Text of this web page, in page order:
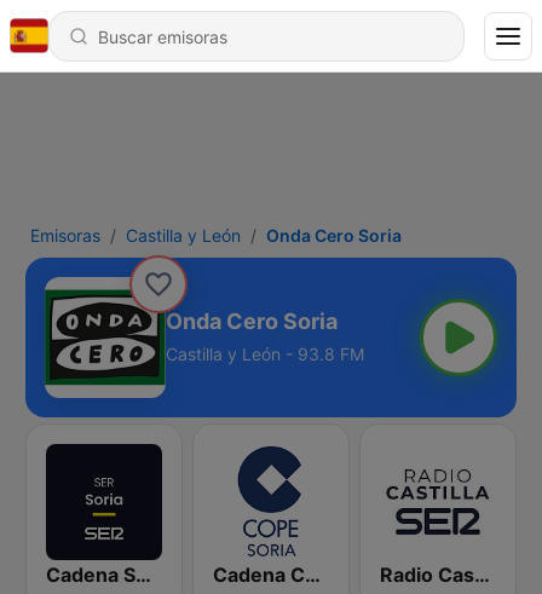
Emisoras Castilla y León Onda Cero Soria
Onda Cero Soria
Castilla y León - 93.8 FM
Cadena SER Soria Cadena COPE Soria Radio Castilla SER